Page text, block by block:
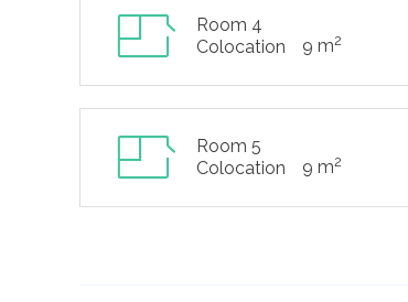
Room 4
Colocation
9 m2
Room 5
Colocation
9 m2